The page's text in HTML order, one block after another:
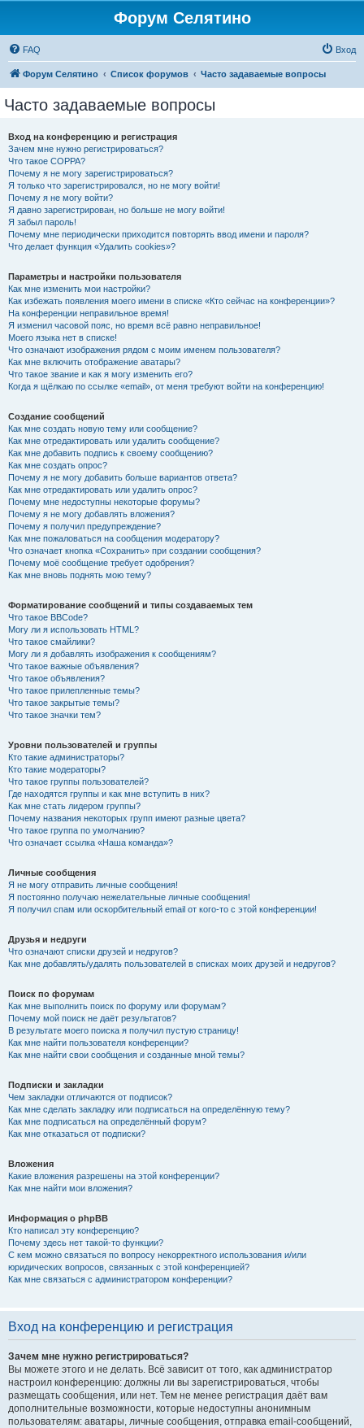
Форум Селятино
FAQ Вход
Форум Селятино Список форумов Часто задаваемые вопросы
Часто задаваемые вопросы
Вход на конференцию и регистрация
Зачем мне нужно регистрироваться?
Что такое COPPA?
Почему я не могу зарегистрироваться?
Я только что зарегистрировался, но не могу войти!
Почему я не могу войти?
Я давно зарегистрирован, но больше не могу войти!
Я забыл пароль!
Почему мне периодически приходится повторять ввод имени и пароля?
Что делает функция «Удалить cookies»?
Параметры и настройки пользователя
Как мне изменить мои настройки?
Как избежать появления моего имени в списке «Кто сейчас на конференции»?
На конференции неправильное время!
Я изменил часовой пояс, но время всё равно неправильное!
Моего языка нет в списке!
Что означают изображения рядом с моим именем пользователя?
Как мне включить отображение аватары?
Что такое звание и как я могу изменить его?
Когда я щёлкаю по ссылке «email», от меня требуют войти на конференцию!
Создание сообщений
Как мне создать новую тему или сообщение?
Как мне отредактировать или удалить сообщение?
Как мне добавить подпись к своему сообщению?
Как мне создать опрос?
Почему я не могу добавить больше вариантов ответа?
Как мне отредактировать или удалить опрос?
Почему мне недоступны некоторые форумы?
Почему я не могу добавлять вложения?
Почему я получил предупреждение?
Как мне пожаловаться на сообщения модератору?
Что означает кнопка «Сохранить» при создании сообщения?
Почему моё сообщение требует одобрения?
Как мне вновь поднять мою тему?
Форматирование сообщений и типы создаваемых тем
Что такое BBCode?
Могу ли я использовать HTML?
Что такое смайлики?
Могу ли я добавлять изображения к сообщениям?
Что такое важные объявления?
Что такое объявления?
Что такое прилепленные темы?
Что такое закрытые темы?
Что такое значки тем?
Уровни пользователей и группы
Кто такие администраторы?
Кто такие модераторы?
Что такое группы пользователей?
Где находятся группы и как мне вступить в них?
Как мне стать лидером группы?
Почему названия некоторых групп имеют разные цвета?
Что такое группа по умолчанию?
Что означает ссылка «Наша команда»?
Личные сообщения
Я не могу отправить личные сообщения!
Я постоянно получаю нежелательные личные сообщения!
Я получил спам или оскорбительный email от кого-то с этой конференции!
Друзья и недруги
Что означают списки друзей и недругов?
Как мне добавлять/удалять пользователей в списках моих друзей и недругов?
Поиск по форумам
Как мне выполнить поиск по форуму или форумам?
Почему мой поиск не даёт результатов?
В результате моего поиска я получил пустую страницу!
Как мне найти пользователя конференции?
Как мне найти свои сообщения и созданные мной темы?
Подписки и закладки
Чем закладки отличаются от подписок?
Как мне сделать закладку или подписаться на определённую тему?
Как мне подписаться на определённый форум?
Как мне отказаться от подписки?
Вложения
Какие вложения разрешены на этой конференции?
Как мне найти мои вложения?
Информация о phpBB
Кто написал эту конференцию?
Почему здесь нет такой-то функции?
С кем можно связаться по вопросу некорректного использования и/или
юридических вопросов, связанных с этой конференцией?
Как мне связаться с администратором конференции?
Вход на конференцию и регистрация
Зачем мне нужно регистрироваться?
Вы можете этого и не делать. Всё зависит от того, как администратор
настроил конференцию: должны ли вы зарегистрироваться, чтобы
размещать сообщения, или нет. Тем не менее регистрация даёт вам
дополнительные возможности, которые недоступны анонимным
пользователям: аватары, личные сообщения, отправка email-сообщений,